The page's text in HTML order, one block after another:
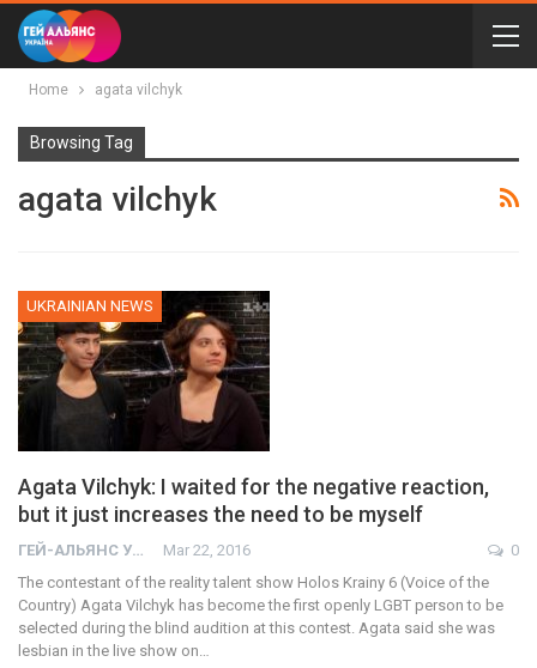
Home agata vilchyk
Browsing Tag
agata vilchyk
UKRAINIAN NEWS
Agata Vilchyk: I waited for the negative reaction,
but it just increases the need to be myself
ГЕЙ-АЛЬЯНС УКРАИНА Mar 22, 2016
0
The contestant of the reality talent show Holos Krainy 6 (Voice of the
Country) Agata Vilchyk has become the first openly LGBT person to be
selected during the blind audition at this contest. Agata said she was
lesbian in the live show on…